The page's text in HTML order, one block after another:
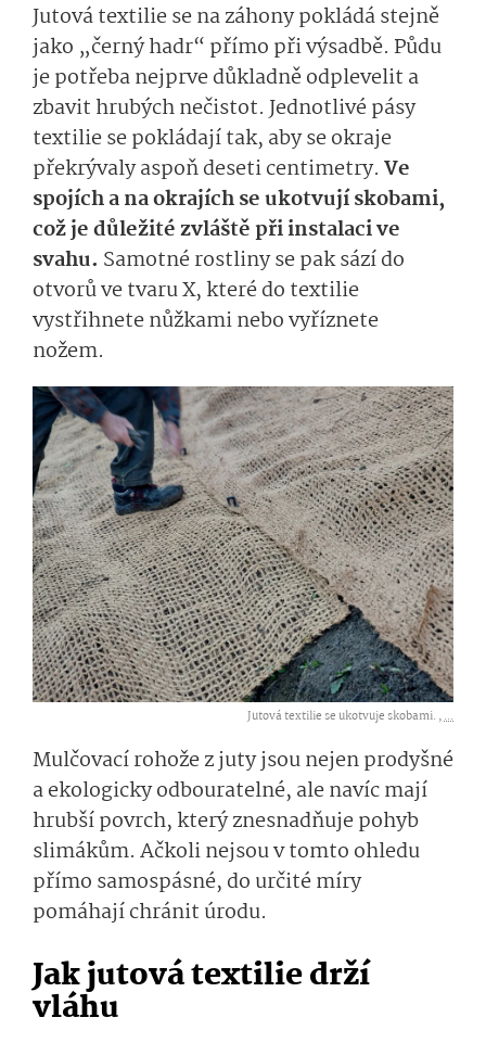
Jutová textilie se na záhony pokládá stejně
jako „černý hadr“ přímo při výsadbě. Půdu
je potřeba nejprve důkladně odplevelit a
zbavit hrubých nečistot. Jednotlivé pásy
textilie se pokládají tak, aby se okraje
překrývaly aspoň deseti centimetry. Ve
spojích a na okrajích se ukotvují skobami,
což je důležité zvláště při instalaci ve
svahu. Samotné rostliny se pak sází do
otvorů ve tvaru X, které do textilie
vystřihnete nůžkami nebo vyříznete
nožem.
Jutová textilie se ukotvuje skobami. ,...
Mulčovací rohože z juty jsou nejen prodyšné
a ekologicky odbouratelné, ale navíc mají
hrubší povrch, který znesnadňuje pohyb
slimákům. Ačkoli nejsou v tomto ohledu
přímo samospásné, do určité míry
pomáhají chránit úrodu.
Jak jutová textilie drží
vláhu